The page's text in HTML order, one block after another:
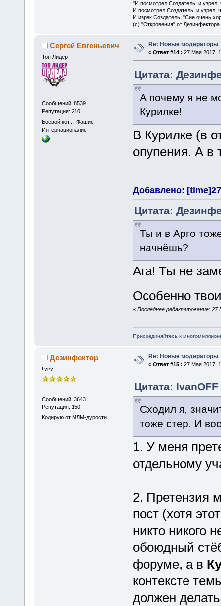
"И посмотрел Создатель, и
И посмотрел Создатель, и узрел,
И изрек Создатель: "Сие очень
(с) "Откровения" от Дезинфектора
Сергей Евгеньевич
Топ Лидер
Сообщений: 8539
Репутация: 210
Боевой кот.... Фашист-
Интернационалист
Re: Новые модераторы
« Ответ #14 : 27 Мая 2017,
Цитата:
А почему я не
Курилке!
В Курилке (в
опупения. А в
Добавлено:
Цитата:
Ты и в Арго
начнёшь?
Ага! Ты не
Особенно
« Последнее редактирование: 27
Присоединяйтесь к
Дезинфектор
Гуру
Сообщений: 3643
Репутация: 150
Кодирую от МЛМ-дурости
Re: Новые модераторы
« Ответ #15 : 27 Мая 2017,
Цитата:
Сходил я,
тоже стер. И
1. У меня
отдельному
2. Претензия
пост (хотя
никто никого
обоюдный
форуме, а в
контексте
должен